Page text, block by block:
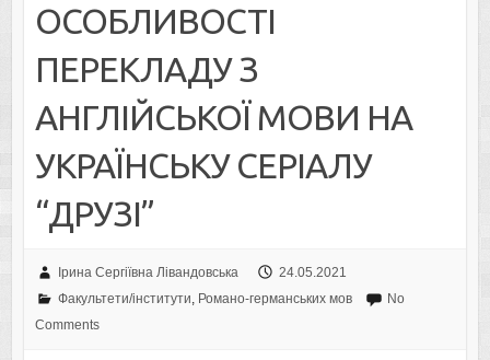
ОСОБЛИВОСТІ
ПЕРЕКЛАДУ З
АНГЛІЙСЬКОЇ МОВИ НА
УКРАЇНСЬКУ СЕРІАЛУ
“ДРУЗІ”
Ірина Сергіївна Лівандовська
24.05.2021
Факультети/інститути, Романо-германських мов
No
Comments